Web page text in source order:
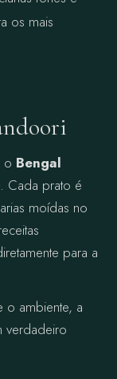
os mais
o Bengal
Cada prato é
moídas no
para a
ambiente, a
verdadeiro